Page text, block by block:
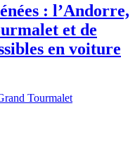
: l’Andorre,
et de
en voiture